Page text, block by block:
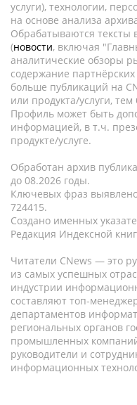
услуги), технологии,
на основе анализа
Обрабатываются тексты
(новости, включая
аналитические обзоры
содержание
больше публикаций на
или продукта/услуги,
Профиль может быть
информацией, в т.ч.
продукте/услуге.
Обработан архив
до 08.2026 годы.
Ключевых фраз
724415.
Создано именных
Редакция Индексной
Читатели CNews — это
из самых успешных
индустрии
составляют топ-
департаментов
региональных органов
промышленных
руководители и
информационных